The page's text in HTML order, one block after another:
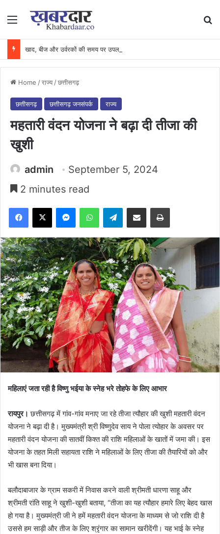
Menu
Home /राज्य /छत्तीसगढ़
छत्तीसगढ़ छत्तीसगढ़ जनसंपर्क राज्य
महतारी वंदन योजना ने बढ़ा दी तीजा की
खुशी
admin
September 5, 2024
2 minutes read
Facebook
X MessengerWhatsAppTelegramShare via Email Print
महिलाएं जता रही है विष्णु भईया के स्नेह भरे तोहफे के लिए आभार
रायपुर। छत्तीसगढ़ में गांव-गांव मनाए जा रहे तीजा त्यौहार की खुशी महतारी वंदन
योजना ने बढ़ा दी है। मुख्यमंत्री श्री विष्णुदेव साय ने पोला त्योहार के अवसर पर
महतारी वंदन योजना की सातवीं किश्त की राशि महिलाओं के खातों में जमा की। इस
योजना के तहत मिली सहायता राशि ने महिलाओं के लिए तीजा की तैयारियों को और
भी खास बना दिया।
बलौदाबाजार के ग्राम सकरी में निवास करने वाली श्रीमती धारणा साहू और
श्रीमती रांति साहू ने खुशी-खुशी बताया, “तीजा का यह त्यौहार हमारे लिए बेहद खास
हो गया है। मुख्यमंत्री जी ने हमें महतारी वंदन योजना के माध्यम से जो राशि दी है
उससे हम साड़ी और तीज के लिए श्रृंगार का सामान खरीदेंगी। यह भाई के स्नेह